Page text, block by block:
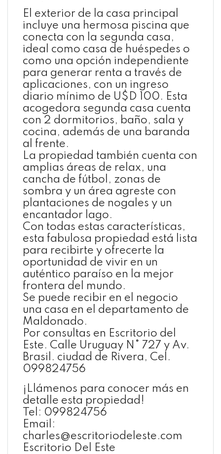
El exterior de la casa principal
incluye una hermosa piscina que
conecta con la segunda casa,
ideal como casa de huéspedes o
como una opción independiente
para generar renta a través de
aplicaciones, con un ingreso
diario mínimo de U$D 100. Esta
acogedora segunda casa cuenta
con 2 dormitorios, baño, sala y
cocina, además de una baranda
al frente.
La propiedad también cuenta con
amplias áreas de relax, una
cancha de fútbol, zonas de
sombra y un área agreste con
plantaciones de nogales y un
encantador lago.
Con todas estas características,
esta fabulosa propiedad está lista
para recibirte y ofrecerte la
oportunidad de vivir en un
auténtico paraíso en la mejor
frontera del mundo.
Se puede recibir en el negocio
una casa en el departamento de
Maldonado.
Por consultas en Escritorio del
Este. Calle Uruguay N° 727 y Av.
Brasil. ciudad de Rivera, Cel.
099824756
¡Llámenos para conocer más en
detalle esta propiedad!
Tel: 099824756
Email:
charles@escritoriodeleste.com
Escritorio Del Este